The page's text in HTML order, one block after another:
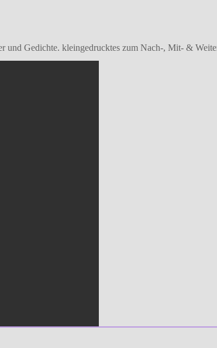
und Gedichte. kleingedrucktes zum Nach-, Mit- &